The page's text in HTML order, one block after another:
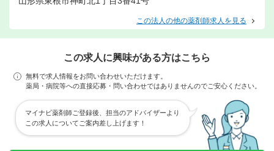
この法人の他の薬剤師求人を見る
この求人に興味がある方はこちら
無料で求人情報をお問い合わせいただけます。
薬局・病院等への直接応募・問い合わせではありませんのでご安心ください。
マイナビ薬剤師ご登録後、担当のアドバイザーより
この求人についてご案内差し上げます！